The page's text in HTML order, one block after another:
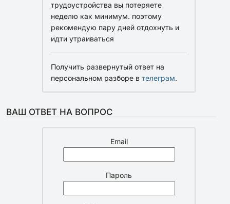
трудоустройства вы потеряете
неделю как минимум. поэтому
рекомендую пару дней отдохнуть и
идти утраиваться
Получить развернутый ответ на
персональном разборе в телеграм.
ВАШ ОТВЕТ НА ВОПРОС
Email
Пароль